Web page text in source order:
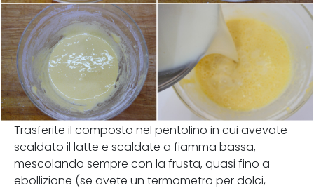
Trasferite il composto nel pentolino in cui avevate
scaldato il latte e scaldate a fiamma bassa,
mescolando sempre con la frusta, quasi fino a
ebollizione (se avete un termometro per dolci,